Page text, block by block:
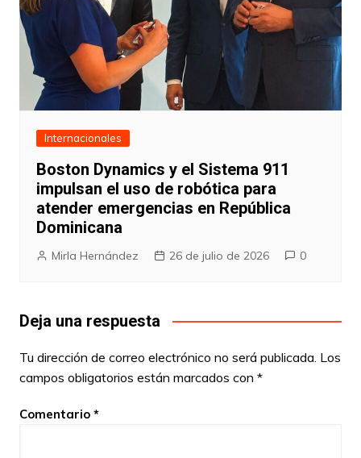
Internacionales
Boston Dynamics y el Sistema 911
impulsan el uso de robótica para
atender emergencias en República
Dominicana
Mirla Hernández 26 de julio de 2026 0
Deja una respuesta
Tu dirección de correo electrónico no será publicada. Los
campos obligatorios están marcados con *
Comentario *